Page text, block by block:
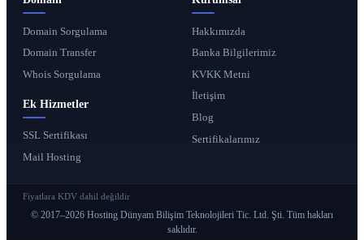
Domain Sorgulama
Domain Transfer
Whois Sorgulama
Ek Hizmetler
SSL Sertifikası
Mail Hosting
Hakkımızda
Banka Bilgilerimiz
KVKK Metni
İletişim
Blog
Sertifikalarımız
Fiyatlara KDV dahil değildir
© 2017–2026 Hosting Dünyam Bilişim Teknolojileri Tic. Ltd. Şti. Tüm hakları
saklıdır.